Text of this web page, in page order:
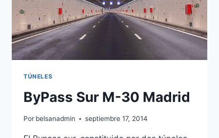
TÚNELES
ByPass Sur M-30 Madrid
Por belsanadmin septiembre 17, 2014